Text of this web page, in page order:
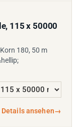
115 x 50000
180, 50 m
Details ansehen→